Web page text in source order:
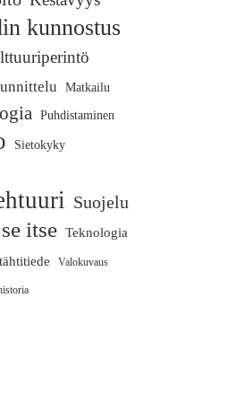
kunnostus
Matkailu
Puhdistaminen
Sietokyky
Suojelu
itse Teknologia
tähtitiede Valokuvaus